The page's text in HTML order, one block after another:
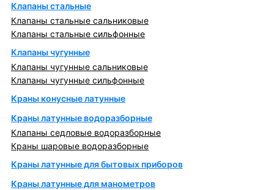
Клапаны стальные
Клапаны стальные сальниковые
Клапаны стальные сильфонные
Клапаны чугунные
Клапаны чугунные сальниковые
Клапаны чугунные сильфонные
Краны конусные латунные
Краны латунные водоразборные
Клапаны седловые водоразборные
Краны шаровые водоразборные
Краны латунные для бытовых приборов
Краны латунные для манометров